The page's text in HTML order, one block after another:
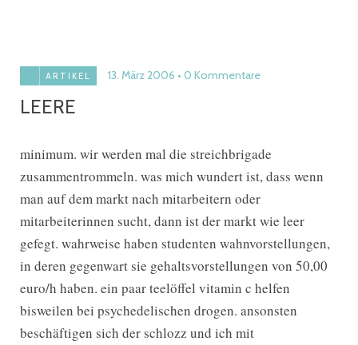
ARTIKEL 13. März 2006 0 Kommentare
LEERE
minimum. wir werden mal die streichbrigade
zusammentrommeln. was mich wundert ist, dass wenn
man auf dem markt nach mitarbeitern oder
mitarbeiterinnen sucht, dann ist der markt wie leer
gefegt. wahrweise haben studenten wahnvorstellungen,
in deren gegenwart sie gehaltsvorstellungen von 50,00
euro/h haben. ein paar teelöffel vitamin c helfen
bisweilen bei psychedelischen drogen. ansonsten
beschäftigen sich der schlozz und ich mit